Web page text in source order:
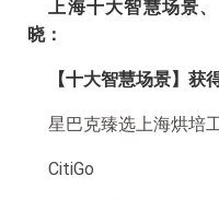
上海十大智慧场景
晓：
【十大智慧场景】获
星巴克臻选上海烘培
CitiGo